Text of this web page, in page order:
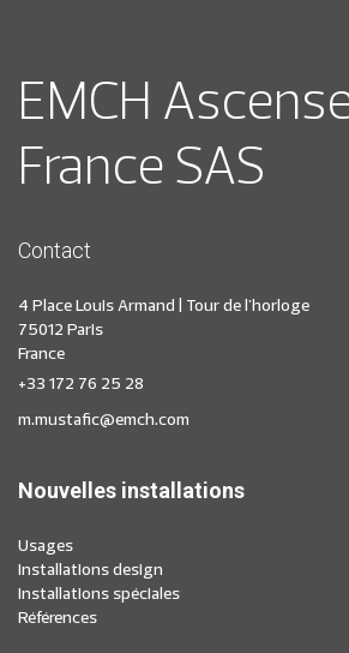
EMCH
France SAS
Contact
4 Place Louis Armand | Tour de l'horloge
75012 Paris
France
+33 172 76 25 28
m.mustafic@emch.com
Nouvelles installations
Usages
Installations design
Installations spéciales
Références